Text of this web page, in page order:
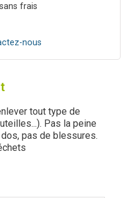
frais
nous
tout type de
Pas la peine
pas de blessures.